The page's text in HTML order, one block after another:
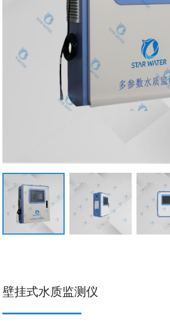
壁挂式水质监测仪